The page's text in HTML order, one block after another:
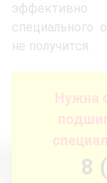
специального
не получится.
Нужна
8